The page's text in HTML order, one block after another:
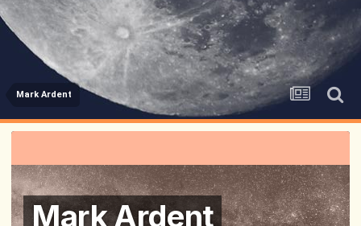
Mark Ardent
Mark Ardent